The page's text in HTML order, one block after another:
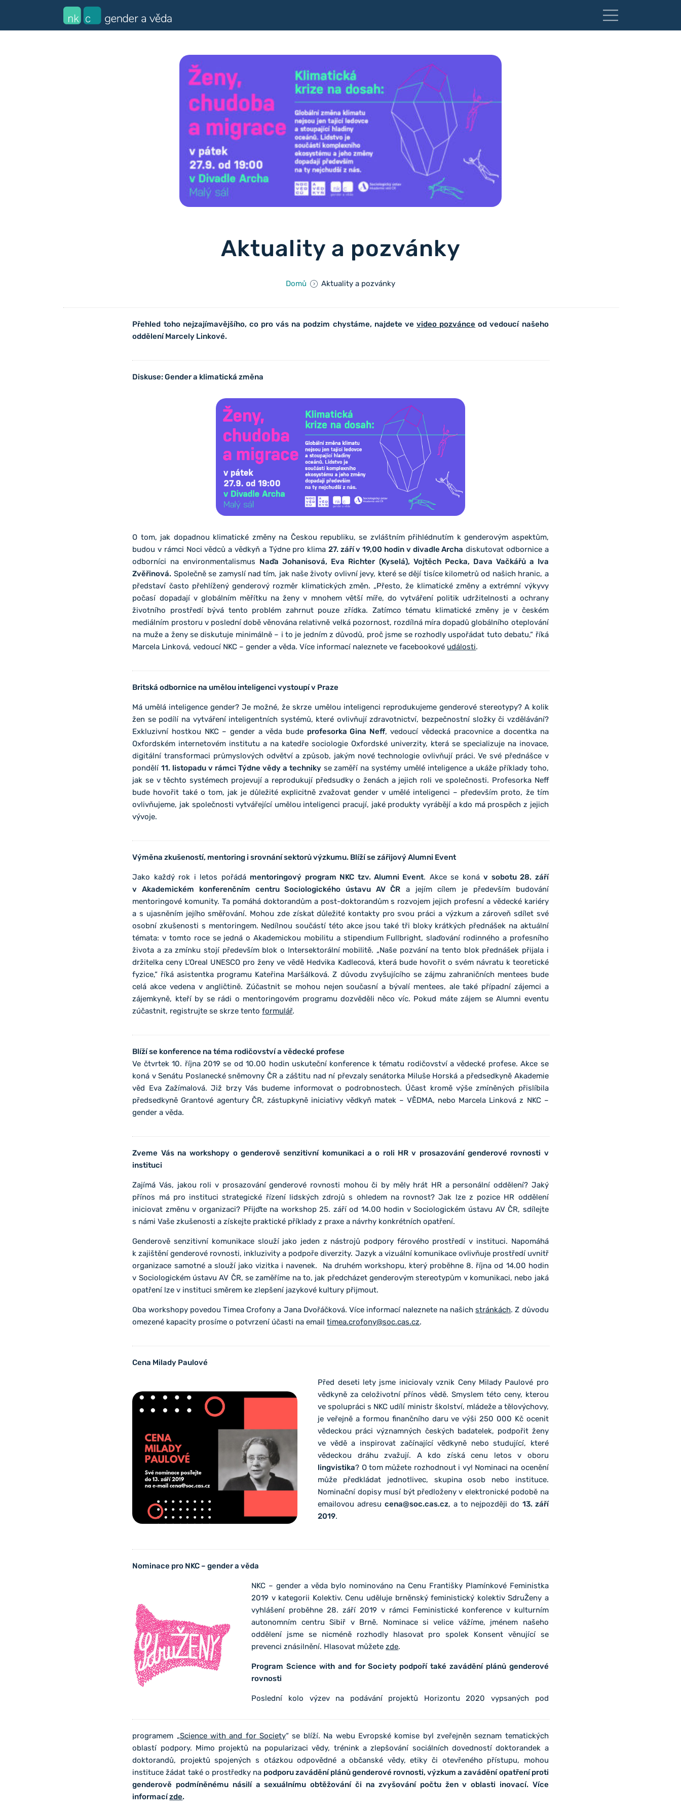
Aktuality a pozvánky
Domů Aktuality a pozvánky
Přehled toho nejzajímavějšího, co pro vás na podzim chystáme, najdete vevideo pozvánce od vedoucí našeho
oddělení Marcely Linkové.
Diskuse: Gender a klimatická změna
O tom, jak dopadnou klimatické změny na Českou republiku, se zvláštním přihlédnutím k genderovým aspektům,
budou v rámci Noci vědců a vědkyň a Týdne pro klima 27. září v 19,00 hodin v divadle Archa diskutovat odbornice a
odborníci na environmentalismus Naďa Johanisová, Eva Richter (Kyselá), Vojtěch Pecka, Dava Vačkářů a Iva
Zvěřinová. Společně se zamyslí nad tím, jak naše životy ovlivní jevy, které se dějí tisíce kilometrů od našich hranic, a
představí často přehlížený genderový rozměr klimatických změn. „Přesto, že klimatické změny a extrémní výkyvy
počasí dopadají v globálním měřítku na ženy v mnohem větší míře, do vytváření politik udržitelnosti a ochrany
životního prostředí bývá tento problém zahrnut pouze zřídka. Zatímco tématu klimatické změny je v českém
mediálním prostoru v poslední době věnována relativně velká pozornost, rozdílná míra dopadů globálního oteplování
na muže a ženy se diskutuje minimálně – i to je jedním z důvodů, proč jsme se rozhodly uspořádat tuto debatu,“ říká
Marcela Linková, vedoucí NKC – gender a věda. Více informací naleznete ve facebookové události.
Britská odbornice na umělou inteligenci vystoupí v Praze
Má umělá inteligence gender? Je možné, že skrze umělou inteligenci reprodukujeme genderové stereotypy? A kolik
žen se podílí na vytváření inteligentních systémů, které ovlivňují zdravotnictví, bezpečnostní složky či vzdělávání?
Exkluzivní hostkou NKC – gender a věda bude profesorka Gina Neff, vedoucí vědecká pracovnice a docentka na
Oxfordském internetovém institutu a na katedře sociologie Oxfordské univerzity, která se specializuje na inovace,
digitální transformaci průmyslových odvětví a způsob, jakým nové technologie ovlivňují práci. Ve své přednášce v
pondělí11. listopadu v rámci Týdne vědy a technikyse zaměří na systémy umělé inteligence a ukáže příklady toho,
jak se v těchto systémech projevují a reprodukují předsudky o ženách a jejich roli ve společnosti. Profesorka Neff
bude hovořit také o tom, jak je důležité explicitně zvažovat gender v umělé inteligenci – především proto, že tím
ovlivňujeme, jak společnosti vytvářející umělou inteligenci pracují, jaké produkty vyrábějí a kdo má prospěch z jejich
vývoje.
Výměna zkušeností, mentoring i srovnání sektorů výzkumu. Blíží se zářijový Alumni Event
Jako každý rok i letos pořádá mentoringový program NKC tzv. Alumni Event. Akce se konáv sobotu 28. září
v Akademickém konferenčním centru Sociologického ústavu AV ČR a jejím cílem je především budování
mentoringové komunity. Ta pomáhá doktorandům a post-doktorandům s rozvojem jejich profesní a vědecké kariéry
a s ujasněním jejího směřování. Mohou zde získat důležité kontakty pro svou práci a výzkum a zároveň sdílet své
osobní zkušenosti s mentoringem. Nedílnou součástí této akce jsou také tři bloky krátkých přednášek na aktuální
témata: v tomto roce se jedná o Akademickou mobilitu a stipendium Fullbright, slaďování rodinného a profesního
života a za zmínku stojí především blok o Intersektorální mobilitě. „Naše pozvání na tento blok přednášek přijala i
držitelka ceny L’Oreal UNESCO pro ženy ve vědě Hedvika Kadlecová, která bude hovořit o svém návratu k teoretické
fyzice,“ říká asistentka programu Kateřina Maršálková. Z důvodu zvyšujícího se zájmu zahraničních mentees bude
celá akce vedena v angličtině. Zúčastnit se mohou nejen současní a bývalí mentees, ale také případní zájemci a
zájemkyně, kteří by se rádi o mentoringovém programu dozvěděli něco víc. Pokud máte zájem se Alumni eventu
zúčastnit, registrujte se skrze tentoformulář.
Blíží se konference na téma rodičovství a vědecké profese
Ve čtvrtek 10. října 2019 se od 10.00 hodin uskuteční konference k tématu rodičovství a vědecké profese. Akce se
koná v Senátu Poslanecké sněmovny ČR a záštitu nad ní převzaly senátorka Miluše Horská a předsedkyně Akademie
věd Eva Zažímalová. Již brzy Vás budeme informovat o podrobnostech. Účast kromě výše zmíněných přislíbila
předsedkyně Grantové agentury ČR, zástupkyně iniciativy vědkyň matek – VĚDMA, nebo Marcela Linková z NKC –
gender a věda.
Zveme Vás na workshopy o genderově senzitivní komunikaci a o roli HR v prosazování genderové rovnosti v
instituci
Zajímá Vás, jakou roli v prosazování genderové rovnosti mohou či by měly hrát HR a personální oddělení? Jaký
přínos má pro instituci strategické řízení lidských zdrojů s ohledem na rovnost? Jak lze z pozice HR oddělení
iniciovat změnu v organizaci? Přijďte na workshop 25. září od 14.00 hodin v Sociologickém ústavu AV ČR, sdílejte
s námi Vaše zkušenosti a získejte praktické příklady z praxe a návrhy konkrétních opatření.
Genderově senzitivní komunikace slouží jako jeden z nástrojů podpory férového prostředí v instituci. Napomáhá
k zajištění genderové rovnosti, inkluzivity a podpoře diverzity. Jazyk a vizuální komunikace ovlivňuje prostředí uvnitř
organizace samotné a slouží jako vizitka i navenek. Na druhém workshopu, který proběhne 8. října od 14.00 hodin
v Sociologickém ústavu AV ČR, se zaměříme na to, jak předcházet genderovým stereotypům v komunikaci, nebo jaká
opatření lze v instituci směrem ke zlepšení jazykové kultury přijmout.
Oba workshopy povedou Timea Crofony a Jana Dvořáčková. Více informací naleznete na našichstránkách. Z důvodu
omezené kapacity prosíme o potvrzení účasti na emailtimea.crofony@soc.cas.cz.
Cena Milady Paulové
Před deseti lety jsme iniciovaly vznik Ceny Milady Paulové pro
vědkyně za celoživotní přínos vědě. Smyslem této ceny, kterou
ve spolupráci s NKC udílí ministr školství, mládeže a tělovýchovy,
je veřejně a formou finančního daru ve výši 250 000 Kč ocenit
vědeckou práci významných českých badatelek, podpořit ženy
ve vědě a inspirovat začínající vědkyně nebo studující, které
vědeckou dráhu zvažují. A kdo získá cenu letos v oboru
lingvistika? O tom můžete rozhodnout i vy! Nominaci na ocenění
může předkládat jednotlivec, skupina osob nebo instituce.
Nominační dopisy musí být předloženy v elektronické podobě na
emailovou adresu cena@soc.cas.cz, a to nejpozději do 13. září
2019.
Nominace pro NKC – gender a věda
NKC – gender a věda bylo nominováno na Cenu Františky Plamínkové Feministka
2019 v kategorii Kolektiv. Cenu uděluje brněnský feministický kolektiv SdruŽeny a
vyhlášení proběhne 28. září 2019 v rámci Feministické konference v kulturním
autonomním centru Sibiř v Brně. Nominace si velice vážíme, jménem našeho
oddělení jsme se nicméně rozhodly hlasovat pro spolek Konsent věnující se
prevenci znásilnění. Hlasovat můžetezde.
Program Science with and for Society podpoří také zavádění plánů genderové
rovnosti
Poslední kolo výzev na podávání projektů Horizontu 2020 vypsaných pod
programem „Science with and for Society“ se blíží. Na webu Evropské komise byl zveřejněn seznam tematických
oblastí podpory. Mimo projektů na popularizaci vědy, trénink a zlepšování sociálních dovedností doktorandek a
doktorandů, projektů spojených s otázkou odpovědné a občanské vědy, etiky či otevřeného přístupu, mohou
instituce žádat také o prostředky na podporu zavádění plánů genderové rovnosti, výzkum a zavádění opatření proti
genderově podmíněnému násilí a sexuálnímu obtěžování či na zvyšování počtu žen v oblasti inovací. Více
informacízde.